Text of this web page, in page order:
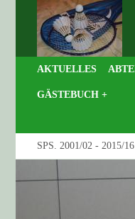
AKTUELLES
GÄSTEBUCH +
SPS. 2001/02 - 2015/16